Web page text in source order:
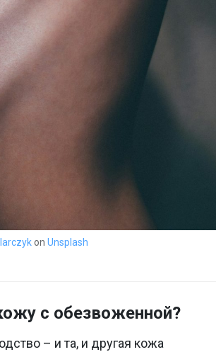
on Unsplash
с обезвоженной?
– и та, и другая кожа